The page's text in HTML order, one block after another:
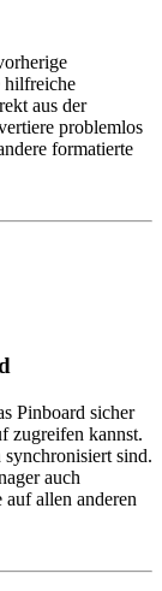
hilfreiche
aus der
problemlos
formatierte
Pinboard sicher
zugreifen kannst.
synchronisiert sind.
auch
allen anderen